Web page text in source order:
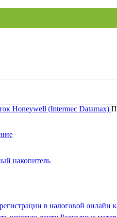
накопитель
Honeywell (Intermec Datamax)